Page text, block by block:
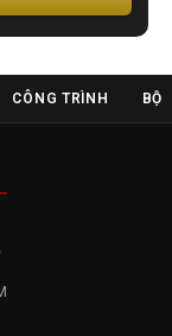
CÔNG TRÌNH BỘ